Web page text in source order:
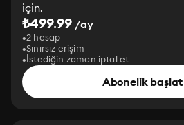
için.
₺499.99 /ay
2 hesap
Sınırsız erişim
İstediğin zaman iptal et
Abonelik başlat